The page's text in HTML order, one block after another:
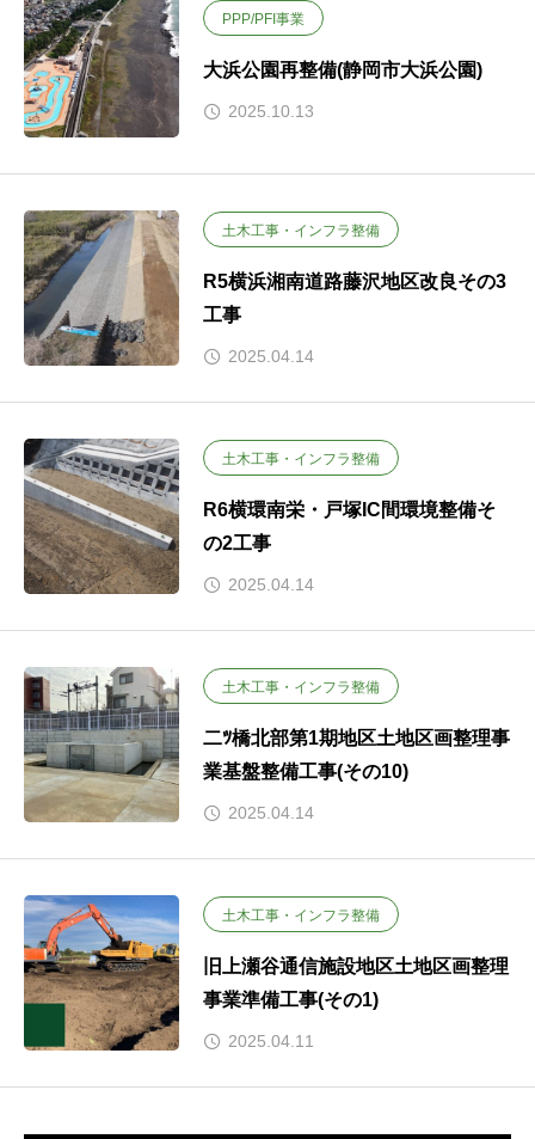
PPP/PFI事業
大浜公園再整備(静岡市大浜公園)
2025.10.13
土木工事・インフラ整備
R5横浜湘南道路藤沢地区改良その3
工事
2025.04.14
土木工事・インフラ整備
R6横環南栄・戸塚IC間環境整備そ
の2工事
2025.04.14
土木工事・インフラ整備
二ﾂ橋北部第1期地区土地区画整理事
業基盤整備工事(その10)
2025.04.14
土木工事・インフラ整備
旧上瀬谷通信施設地区土地区画整理
事業準備工事(その1)
2025.04.11